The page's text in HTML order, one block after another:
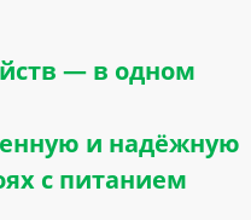
— в одном
и надёжную
с питанием